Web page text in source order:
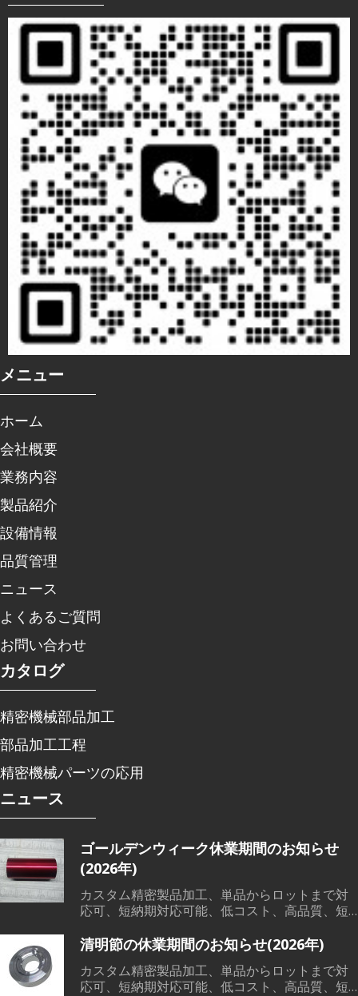
メニュー
ホーム
会社概要
業務内容
製品紹介
設備情報
品質管理
ニュース
よくあるご質問
お問い合わせ
カタログ
精密機械部品加工
部品加工工程
精密機械パーツの応用
ニュース
ゴールデンウィーク休業期間のお知らせ
(2026年)
カスタム精密製品加工、単品からロットまで対
応可、短納期対応可能、低コスト、高品質、短
造など素材から、切削加工、熱処理、表面処理
清明節の休業期間のお知らせ(2026年)
カスタム精密製品加工、単品からロットまで対
応可、短納期対応可能、低コスト、高品質、短